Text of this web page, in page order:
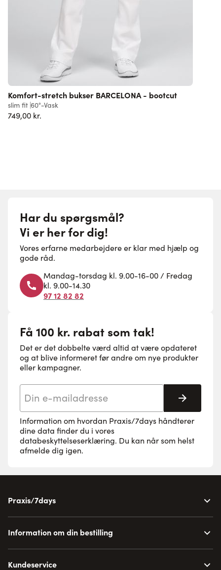
Komfort-stretch bukser BARCELONA - bootcut
slim fit 60°-Vask
749,00 kr.
Har du spørgsmål?
Vi er her for dig!
Vores erfarne medarbejdere er klar med hjælp og
gode råd.
Mandag-torsdag kl. 9.00-16-00 / Fredag
kl. 9.00-14.30
97 12 82 82
Få 100 kr. rabat som tak!
Det er det dobbelte værd altid at være opdateret
og at blive informeret før andre om nye produkter
eller kampagner.
Tilmeld
Information om hvordan Praxis/7days håndterer
dine data finder du i vores
databeskyttelseserklæring. Du kan når som helst
afmelde dig igen.
Praxis/7days
Information om din bestilling
Kundeservice